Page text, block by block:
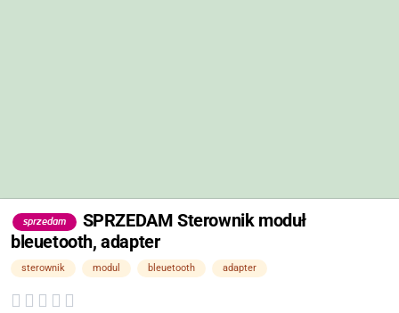
sprzedam
SPRZEDAM Sterownik moduł
bleuetooth, adapter
sterownik modul bleuetooth adapter